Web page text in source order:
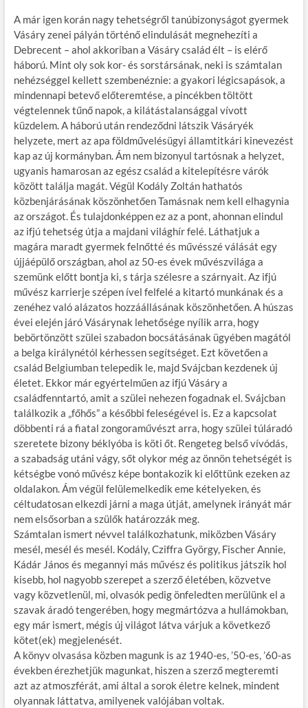
A már igen korán nagy tehetségről tanúbizonyságot gyermek
Vásáry zenei pályán történő elindulását megnehezíti a
Debrecent – ahol akkoriban a Vásáry család élt – is elérő
háború. Mint oly sok kor- és sorstársának, neki is számtalan
nehézséggel kellett szembenéznie: a gyakori légicsapások, a
mindennapi betevő előteremtése, a pincékben töltött
végtelennek tűnő napok, a kilátástalansággal vívott
küzdelem. A háború után rendeződni látszik Vásáryék
helyzete, mert az apa földművelésügyi államtitkári kinevezést
kap az új kormányban. Ám nem bizonyul tartósnak a helyzet,
ugyanis hamarosan az egész család a kitelepítésre várók
között találja magát. Végül Kodály Zoltán hathatós
közbenjárásának köszönhetően Tamásnak nem kell elhagynia
az országot. És tulajdonképpen ez az a pont, ahonnan elindul
az ifjú tehetség útja a majdani világhír felé. Láthatjuk a
magára maradt gyermek felnőtté és művésszé válását egy
újjáépülő országban, ahol az 50-es évek művészvilága a
szemünk előtt bontja ki, s tárja szélesre a szárnyait. Az ifjú
művész karrierje szépen ível felfelé a kitartó munkának és a
zenéhez való alázatos hozzáállásának köszönhetően. A húszas
évei elején járó Vásárynak lehetősége nyílik arra, hogy
bebörtönzött szülei szabadon bocsátásának ügyében magától
a belga királynétól kérhessen segítséget. Ezt követően a
család Belgiumban telepedik le, majd Svájcban kezdenek új
életet. Ekkor már egyértelműen az ifjú Vásáry a
családfenntartó, amit a szülei nehezen fogadnak el. Svájcban
találkozik a „főhős” a későbbi feleségével is. Ez a kapcsolat
döbbenti rá a fiatal zongoraművészt arra, hogy szülei túláradó
szeretete bizony béklyóba is köti őt. Rengeteg belső vívódás,
a szabadság utáni vágy, sőt olykor még az önnön tehetségét is
kétségbe vonó művész képe bontakozik ki előttünk ezeken az
oldalakon. Ám végül felülemelkedik eme kételyeken, és
céltudatosan elkezdi járni a maga útját, amelynek irányát már
nem elsősorban a szülők határozzák meg.
Számtalan ismert névvel találkozhatunk, miközben Vásáry
mesél, mesél és mesél. Kodály, Cziffra György, Fischer Annie,
Kádár János és megannyi más művész és politikus játszik hol
kisebb, hol nagyobb szerepet a szerző életében, közvetve
vagy közvetlenül, mi, olvasók pedig önfeledten merülünk el a
szavak áradó tengerében, hogy megmártózva a hullámokban,
egy már ismert, mégis új világot látva várjuk a következő
kötet(ek) megjelenését.
A könyv olvasása közben magunk is az 1940-es, ’50-es, ’60-as
években érezhetjük magunkat, hiszen a szerző megteremti
azt az atmoszférát, ami által a sorok életre kelnek, mindent
olyannak láttatva, amilyenek valójában voltak.